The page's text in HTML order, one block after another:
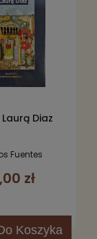
Diaz
Fuentes
zł
Koszyka